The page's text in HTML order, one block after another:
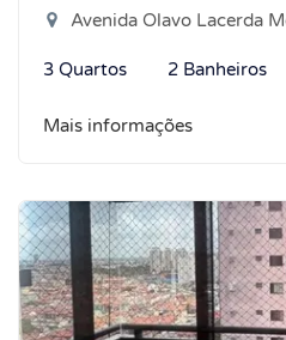
Avenida Olavo Lacerda Montenegro,
3 Quartos 2 Banheiros
Mais informações